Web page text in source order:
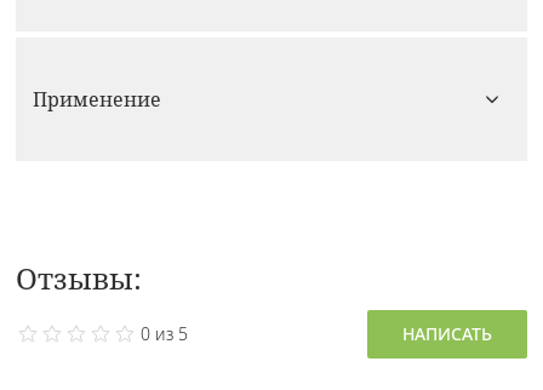
Применение
Отзывы:
0 из 5 НАПИСАТЬ